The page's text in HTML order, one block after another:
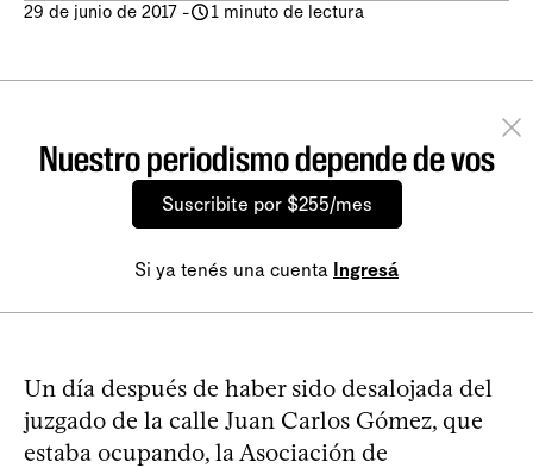
29 de junio de 2017 - 1 minuto de lectura
Nuestro periodismo depende de vos
Suscribite por $255/mes
Si ya tenés una cuenta Ingresá
Un día después de haber sido desalojada del
juzgado de la calle Juan Carlos Gómez, que
estaba ocupando, la Asociación de